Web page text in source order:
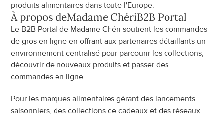
produits alimentaires dans toute l'Europe.
À propos deMadame ChériB2B Portal
Le B2B Portal de Madame Chéri soutient les commandes
de gros en ligne en offrant aux partenaires détaillants un
environnement centralisé pour parcourir les collections,
découvrir de nouveaux produits et passer des
commandes en ligne.
Pour les marques alimentaires gérant des lancements
saisonniers, des collections de cadeaux et des réseaux